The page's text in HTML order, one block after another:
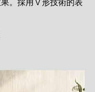
。採用Ｖ形技術的表